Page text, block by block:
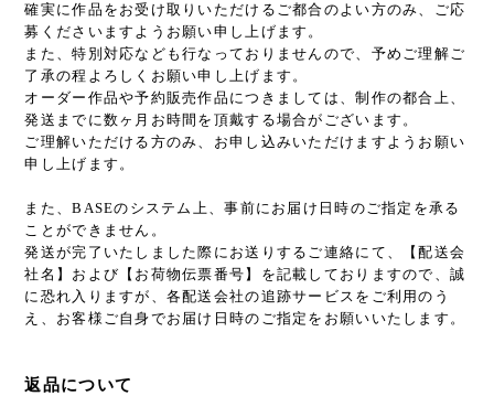
確実に作品をお受け取りいただけるご都合のよい方のみ、ご応
募くださいますようお願い申し上げます。
また、特別対応なども行なっておりませんので、予めご理解ご
了承の程よろしくお願い申し上げます。
オーダー作品や予約販売作品につきましては、制作の都合上、
発送までに数ヶ月お時間を頂戴する場合がございます。
ご理解いただける方のみ、お申し込みいただけますようお願い
申し上げます。
また、BASEのシステム上、事前にお届け日時のご指定を承る
ことができません。
発送が完了いたしました際にお送りするご連絡にて、【配送会
社名】および【お荷物伝票番号】を記載しておりますので、誠
に恐れ入りますが、各配送会社の追跡サービスをご利用のう
え、お客様ご自身でお届け日時のご指定をお願いいたします。
返品について